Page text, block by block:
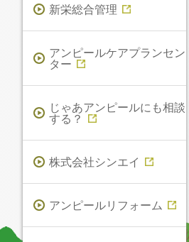
新栄総合管理
アンピールケアプランセン
ター
じゃあアンピールにも相談
する？
株式会社シンエイ
アンピールリフォーム